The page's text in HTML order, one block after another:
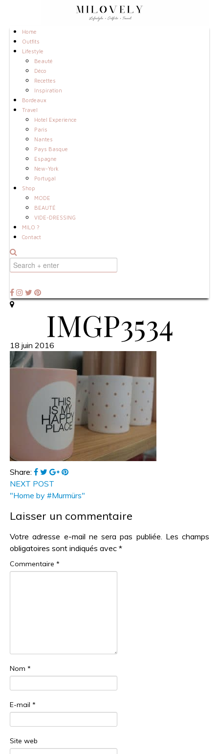
Home
Outfits
Lifestyle
Beauté
Déco
Recettes
Inspiration
Bordeaux
Travel
Hotel Experience
Paris
Nantes
Pays Basque
Espagne
New-York
Portugal
Shop
MODE
BEAUTÉ
VIDE-DRESSING
MILO ?
Contact
IMGP3534
18 juin 2016
Share:
NEXT POST
"Home by #Murmürs"
Laisser un commentaire
Votre adresse e-mail ne sera pas publiée. Les champs
obligatoires sont indiqués avec *
Commentaire *
Nom *
E-mail *
Site web